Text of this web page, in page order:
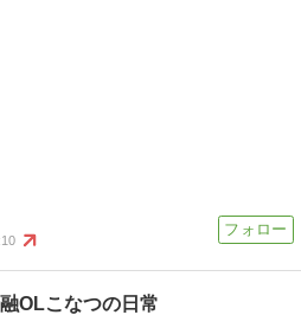
10
OLこなつの日常